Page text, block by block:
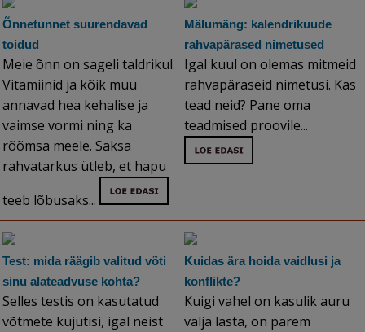
Õnnetunnet suurendavad
toidud
Meie õnn on sageli taldrikul.
Vitamiinid ja kõik muu
annavad hea kehalise ja
vaimse vormi ning ka
rõõmsa meele. Saksa
rahvatarkus ütleb, et hapu
teeb lõbusaks...
Mälumäng: kalendrikuude
rahvapärased nimetused
Igal kuul on olemas mitmeid
rahvapäraseid nimetusi. Kas
tead neid? Pane oma
teadmised proovile...
Test: mida räägib valitud võti
sinu alateadvuse kohta?
Selles testis on kasutatud
võtmete kujutisi, igal neist
Kuidas ära hoida vaidlusi ja
konflikte?
Kuigi vahel on kasulik auru
välja lasta, on parem